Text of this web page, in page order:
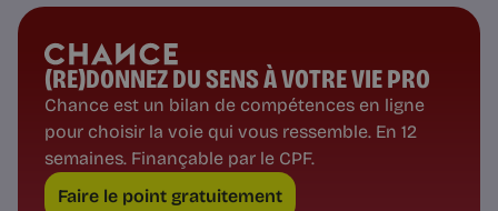
(RE)DONNEZ DU SENS À VOTRE VIE PRO
Chance est un bilan de compétences en ligne
pour choisir la voie qui vous ressemble. En 12
semaines. Finançable par le CPF.
Faire le point gratuitement